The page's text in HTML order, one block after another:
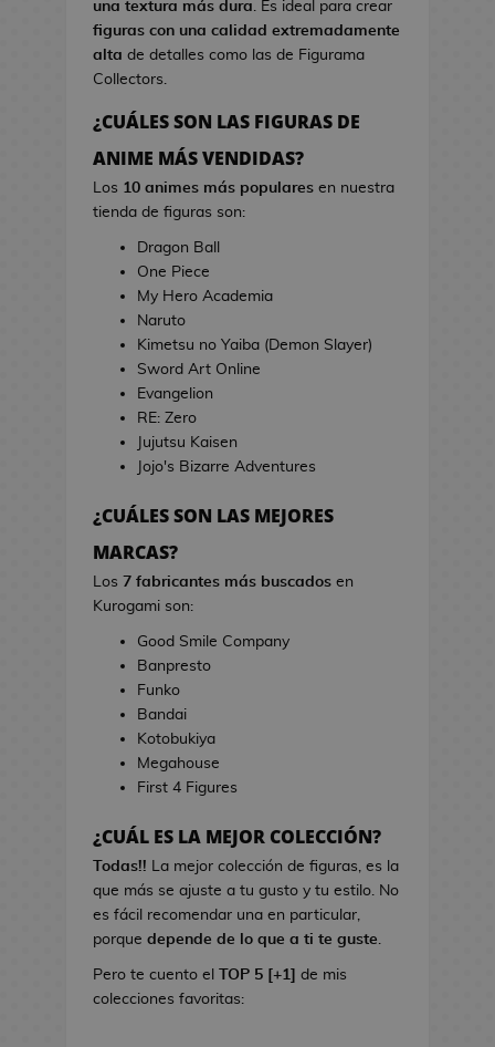
T
a
l
l
a
i
n
J
r
s
d
C
i
B
o
s
d
e
C
i
s
d
e
i
e
o
j
e
g
o
E
s
t
u
c
e
i
d
j
u
e
o
s
L
i
r
e
una textura más dura. Es ideal para crear
figuras con una calidad extremadamente
alta de detalles como las de Figurama
Collectors.
¿CUÁLES SON LAS FIGURAS DE
ANIME MÁS VENDIDAS?
Los 10 animes más populares en nuestra
tienda de figuras son:
Dragon Ball
One Piece
My Hero Academia
Naruto
Kimetsu no Yaiba (Demon Slayer)
Sword Art Online
Evangelion
RE: Zero
Jujutsu Kaisen
Jojo's Bizarre Adventures
¿CUÁLES SON LAS MEJORES
MARCAS?
Los 7 fabricantes más buscados en
Kurogami son:
Good Smile Company
Banpresto
Funko
Bandai
Kotobukiya
Megahouse
First 4 Figures
¿CUÁL ES LA MEJOR COLECCIÓN?
Todas!! La mejor colección de figuras, es la
que más se ajuste a tu gusto y tu estilo. No
es fácil recomendar una en particular,
porque depende de lo que a ti te guste.
Pero te cuento el TOP 5 [+1]
de mis
colecciones favoritas: